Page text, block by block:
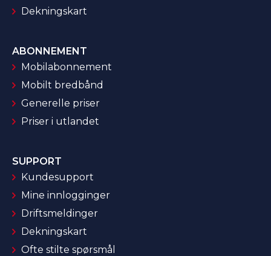
Dekningskart
ABONNEMENT
Mobilabonnement
Mobilt bredbånd
Generelle priser
Priser i utlandet
SUPPORT
Kundesupport
Mine innlogginger
Driftsmeldinger
Dekningskart
Ofte stilte spørsmål